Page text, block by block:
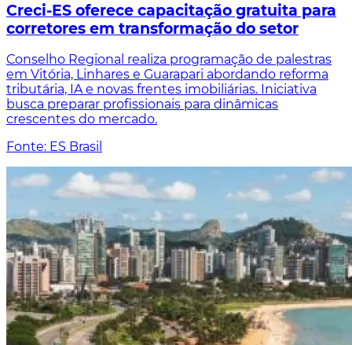
Creci-ES oferece capacitação gratuita para
corretores em transformação do setor
Conselho Regional realiza programação de palestras
em Vitória, Linhares e Guarapari abordando reforma
tributária, IA e novas frentes imobiliárias. Iniciativa
busca preparar profissionais para dinâmicas
crescentes do mercado.
Fonte: ES Brasil